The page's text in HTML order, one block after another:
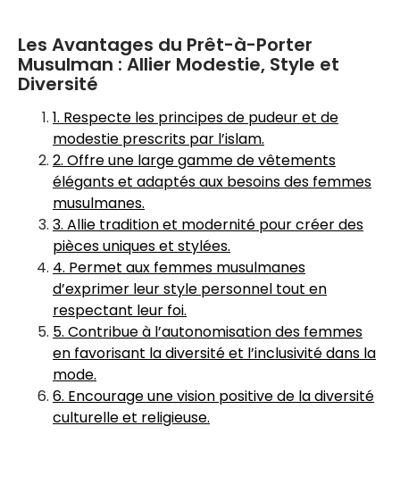
Les Avantages du Prêt-à-Porter
Musulman : Allier Modestie, Style et
Diversité
1. Respecte les principes de pudeur et de
modestie prescrits par l’islam.
2. Offre une large gamme de vêtements
élégants et adaptés aux besoins des femmes
musulmanes.
3. Allie tradition et modernité pour créer des
pièces uniques et stylées.
4. Permet aux femmes musulmanes
d’exprimer leur style personnel tout en
respectant leur foi.
5. Contribue à l’autonomisation des femmes
en favorisant la diversité et l’inclusivité dans la
mode.
6. Encourage une vision positive de la diversité
culturelle et religieuse.